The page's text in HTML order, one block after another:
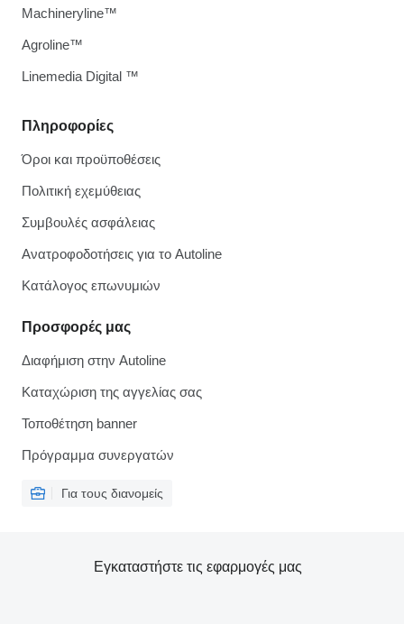
Πληροφορίες
Όροι και προϋποθέσεις
Πολιτική εχεμύθειας
Συμβουλές ασφάλειας
Ανατροφοδοτήσεις για το Autoline
Κατάλογος επωνυμιών
Προσφορές μας
Διαφήμιση στην Autoline
Καταχώριση της αγγελίας σας
Τοποθέτηση banner
Πρόγραμμα συνεργατών
Για τους διανομείς
Machineryline™
Agroline™
Linemedia Digital ™
Εγκαταστήστε τις εφαρμογές μας